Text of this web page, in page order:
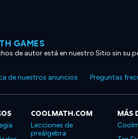
GAMES
de autor está en nuestro Sitio sin su
de nuestros anuncios Preguntas
COOLMATH.COM
Lecciones de
preálgebra
MÁS